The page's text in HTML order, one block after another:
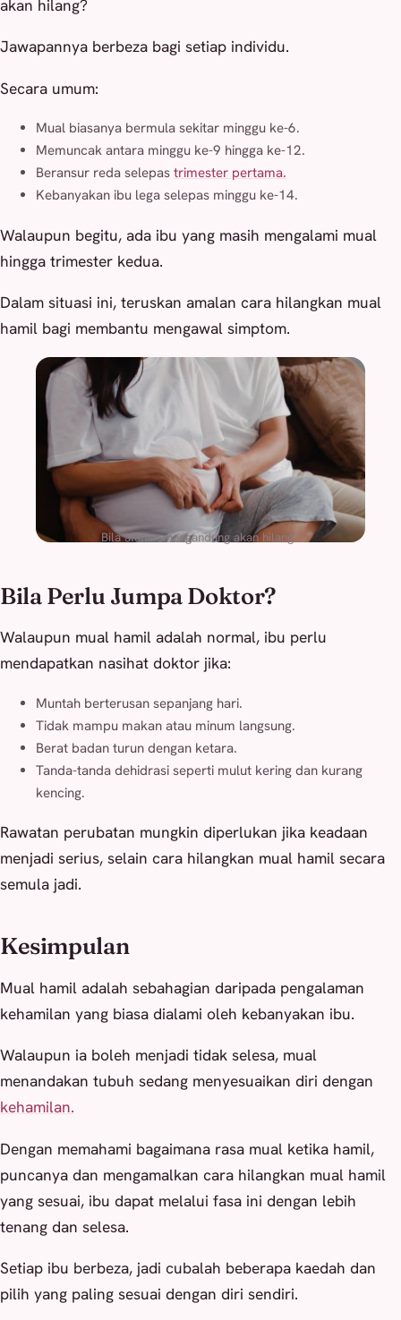
akan hilang?
Jawapannya berbeza bagi setiap individu.
Secara umum:
Mual biasanya bermula sekitar minggu ke-6.
Memuncak antara minggu ke-9 hingga ke-12.
Beransur reda selepas trimester pertama.
Kebanyakan ibu lega selepas minggu ke-14.
Walaupun begitu, ada ibu yang masih mengalami mual
hingga trimester kedua.
Dalam situasi ini, teruskan amalan cara hilangkan mual
hamil bagi membantu mengawal simptom.
Bila alahan mengandung akan hilang?
Bila Perlu Jumpa Doktor?
Walaupun mual hamil adalah normal, ibu perlu
mendapatkan nasihat doktor jika:
Muntah berterusan sepanjang hari.
Tidak mampu makan atau minum langsung.
Berat badan turun dengan ketara.
Tanda-tanda dehidrasi seperti mulut kering dan kurang
kencing.
Rawatan perubatan mungkin diperlukan jika keadaan
menjadi serius, selain cara hilangkan mual hamil secara
semula jadi.
Kesimpulan
Mual hamil adalah sebahagian daripada pengalaman
kehamilan yang biasa dialami oleh kebanyakan ibu.
Walaupun ia boleh menjadi tidak selesa, mual
menandakan tubuh sedang menyesuaikan diri dengan
kehamilan.
Dengan memahami bagaimana rasa mual ketika hamil,
puncanya dan mengamalkan cara hilangkan mual hamil
yang sesuai, ibu dapat melalui fasa ini dengan lebih
tenang dan selesa.
Setiap ibu berbeza, jadi cubalah beberapa kaedah dan
pilih yang paling sesuai dengan diri sendiri.